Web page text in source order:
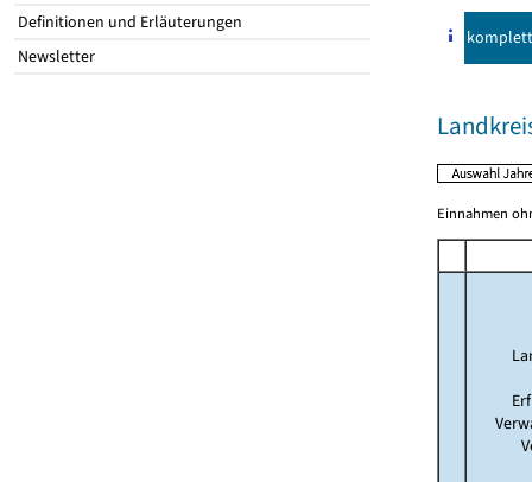
Definitionen und Erläuterungen
Newsletter
komplett
Einnahmen